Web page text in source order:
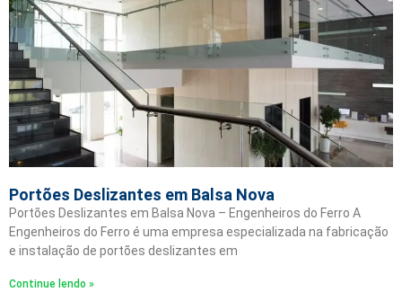
Portões Deslizantes em Balsa Nova
Portões Deslizantes em Balsa Nova – Engenheiros do Ferro A
Engenheiros do Ferro é uma empresa especializada na fabricação
e instalação de portões deslizantes em
Continue lendo »